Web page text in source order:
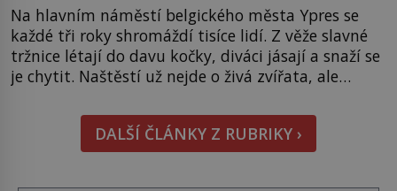
Na hlavním náměstí belgického města Ypres se
každé tři roky shromáždí tisíce lidí. Z věže slavné
tržnice létají do davu kočky, diváci jásají a snaží se
je chytit. Naštěstí už nejde o živá zvířata, ale
Tato veselá podívaná připomíná jeden z
nejpodivnějších a zároveň nejkrutějších zvyků […]
DALŠÍ ČLÁNKY Z RUBRIKY ›